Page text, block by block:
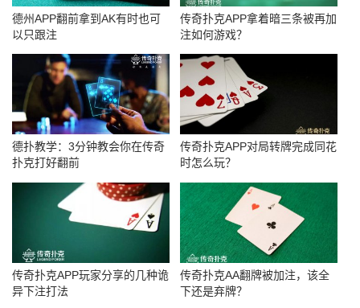
德州APP翻前拿到AK有时也可
以只跟注
传奇扑克APP拿着暗三条被再加
注如何游戏？
德扑教学：3分钟教会你在传奇
扑克打好翻前
传奇扑克APP对局转牌完成同花
时怎么玩？
传奇扑克APP玩家分享的几种诡
异下注打法
传奇扑克AA翻牌被加注，该全
下还是弃牌？